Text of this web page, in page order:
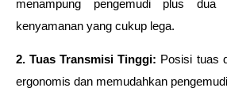
menampung pengemudi plus dua
kenyamanan yang cukup lega.
2. Tuas Transmisi Tinggi: Posisi tuas
ergonomis dan memudahkan